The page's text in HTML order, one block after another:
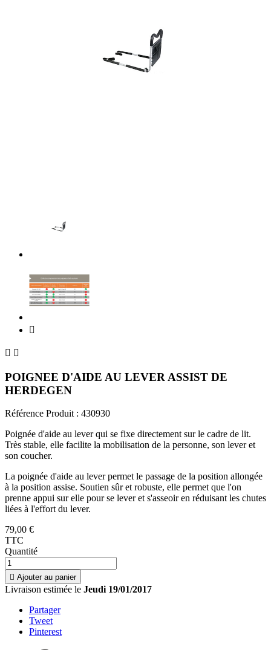

 
POIGNEE D'AIDE AU LEVER ASSIST DE
HERDEGEN
Référence Produit : 430930
Poignée d'aide au lever qui se fixe directement sur le cadre de lit.
Très stable, elle facilite la mobilisation de la personne, son lever et
son coucher.
La poignée d'aide au lever permet le passage de la position allongée
à la position assise. Soutien sûr et robuste, elle permet que l'on
prenne appui sur elle pour se lever et s'asseoir en réduisant les chutes
liées à l'effort du lever.
79,00 €
TTC
Quantité
 Ajouter au panier
Livraison estimée le Jeudi 19/01/2017
Partager
Tweet
Pinterest